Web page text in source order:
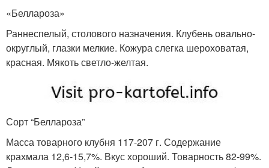
«Беллароза»
Раннеспелый, столового назначения. Клубень овально-
округлый, глазки мелкие. Кожура слегка шероховатая,
красная. Мякоть светло-желтая.
Сорт “Беллароза”
Масса товарного клубня 117-207 г. Содержание
крахмала 12,6-15,7%. Вкус хороший. Товарность 82-99%.